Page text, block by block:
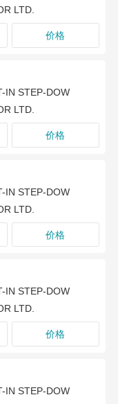
LTD.
价格
IN STEP-DOW
LTD.
价格
IN STEP-DOW
LTD.
价格
IN STEP-DOW
LTD.
价格
IN STEP-DOW